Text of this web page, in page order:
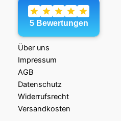
Über uns
Impressum
AGB
Datenschutz
Widerrufsrecht
Versandkosten